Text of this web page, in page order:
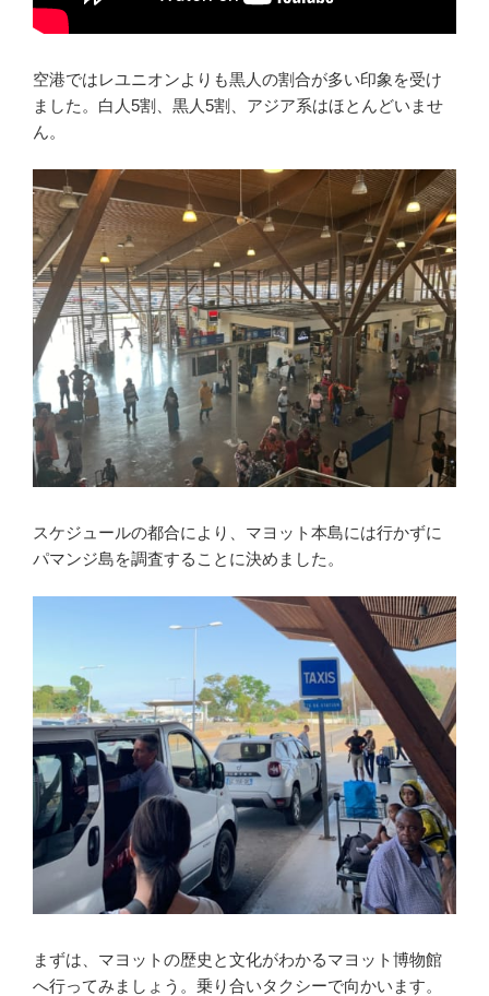
空港ではレユニオンよりも黒人の割合が多い印象を受け
ました。白人5割、黒人5割、アジア系はほとんどいませ
ん。
スケジュールの都合により、マヨット本島には行かずに
パマンジ島を調査することに決めました。
まずは、マヨットの歴史と文化がわかるマヨット博物館
へ行ってみましょう。乗り合いタクシーで向かいます。